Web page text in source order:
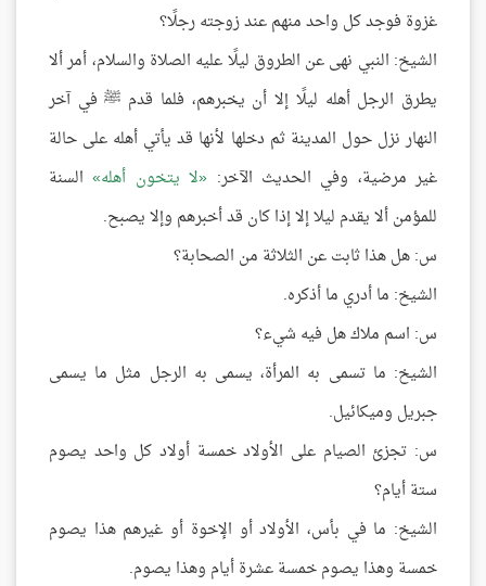
غزوة فوجد كل واحد منهم عند زوجته رجلًا؟
الشيخ: النبي نهى عن الطروق ليلًا عليه الصلاة والسلام، أمر ألا
يطرق الرجل أهله ليلًا إلا أن يخبرهم، فلما قدم ﷺ في آخر
النهار نزل حول المدينة ثم دخلها لأنها قد يأتي أهله على حالة
غير مرضية، وفي الحديث الآخر:
لا يتخون أهله السنة
للمؤمن ألا يقدم ليلا إلا إذا كان قد أخبرهم وإلا يصبح.
س: هل هذا ثابت عن الثلاثة من الصحابة؟
الشيخ: ما أدري ما أذكره.
س: اسم ملاك هل فيه شيء؟
الشيخ: ما تسمى به المرأة، يسمى به الرجل مثل ما يسمى
جبريل وميكائيل.
س: تجزئ الصيام على الأولاد خمسة أولاد كل واحد يصوم
ستة أيام؟
الشيخ: ما في بأس، الأولاد أو الإخوة أو غيرهم هذا يصوم
خمسة وهذا يصوم خمسة عشرة أيام وهذا يصوم.